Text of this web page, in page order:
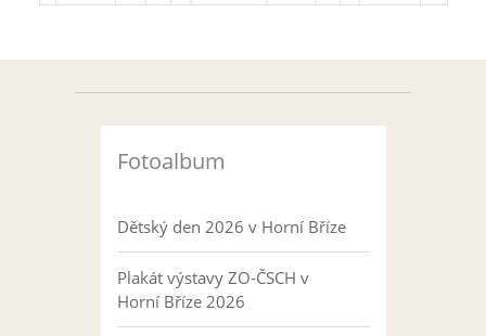
Fotoalbum
Dětský den 2026 v Horní Bříze
Plakát výstavy ZO-ČSCH v
Horní Bříze 2026